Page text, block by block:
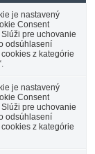
je nastavený
Consent
pre uchovanie
odsúhlasení
z kategórie
je nastavený
Consent
pre uchovanie
odsúhlasení
z kategórie